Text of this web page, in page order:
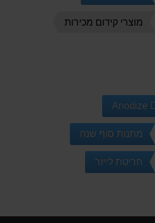
מוצרי קידום מכירות
מתנות סוף שנה
חריטת לייזר